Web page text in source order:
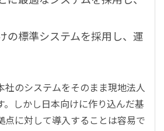
の標準システムを採用し、運
社のシステムをそのまま現地法人
。しかし日本向けに作り込んだ基
点に対して導入することは容易で